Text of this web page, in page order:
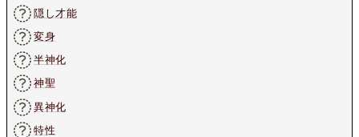
隠し才能
変身
半神化
神聖
異神化
特性